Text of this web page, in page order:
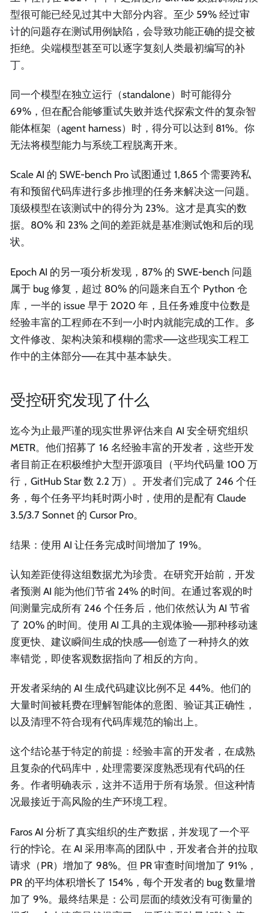
型很可能已经见过其中大部分内容。至少 59% 经过审
计的问题存在测试用例缺陷，会导致功能正确的提交被
拒绝。尖端模型甚至可以逐字复刻人类最初编写的补
丁。
同一个模型在独立运行（standalone）时可能得分
69%，但在配合能够重试失败并迭代探索文件的复杂智
能体框架（agent harness）时，得分可以达到 81%。你
无法将模型能力与系统工程脱离开来。
Scale AI 的 SWE-bench Pro 试图通过 1,865 个需要跨私
有和预留代码库进行多步推理的任务来解决这一问题。
顶级模型在该测试中的得分为 23%。这才是真实的数
据。80% 和 23% 之间的差距就是基准测试饱和后的现
状。
Epoch AI 的另一项分析发现，87% 的 SWE-bench 问题
属于 bug 修复，超过 80% 的问题来自五个 Python 仓
库，一半的 issue 早于 2020 年，且任务难度中位数是
经验丰富的工程师在不到一小时内就能完成的工作。多
文件修改、架构决策和模糊的需求——这些现实工程工
作中的主体部分——在其中基本缺失。
受控研究发现了什么
迄今为止最严谨的现实世界评估来自 AI 安全研究组织
METR。他们招募了 16 名经验丰富的开发者，这些开发
者目前正在积极维护大型开源项目（平均代码量 100 万
行，GitHub Star 数 2.2 万）。开发者们完成了 246 个任
务，每个任务平均耗时两小时，使用的是配有 Claude
3.5/3.7 Sonnet 的 Cursor Pro。
结果：使用 AI 让任务完成时间增加了 19%。
认知差距使得这组数据尤为珍贵。在研究开始前，开发
者预测 AI 能为他们节省 24% 的时间。在通过客观的时
间测量完成所有 246 个任务后，他们依然认为 AI 节省
了 20% 的时间。使用 AI 工具的主观体验——那种移动速
度更快、建议瞬间生成的快感——创造了一种持久的效
率错觉，即使客观数据指向了相反的方向。
开发者采纳的 AI 生成代码建议比例不足 44%。他们的
大量时间被耗费在理解智能体的意图、验证其正确性，
以及清理不符合现有代码库规范的输出上。
这个结论基于特定的前提：经验丰富的开发者，在成熟
且复杂的代码库中，处理需要深度熟悉现有代码的任
务。作者明确表示，这并不适用于所有场景。但这种情
况最接近于高风险的生产环境工程。
Faros AI 分析了真实组织的生产数据，并发现了一个平
行的悖论。在 AI 采用率高的团队中，开发者合并的拉取
请求（PR）增加了 98%。但 PR 审查时间增加了 91%，
PR 的平均体积增长了 154%，每个开发者的 bug 数量增
加了 9%。最终结果是：公司层面的绩效没有可衡量的